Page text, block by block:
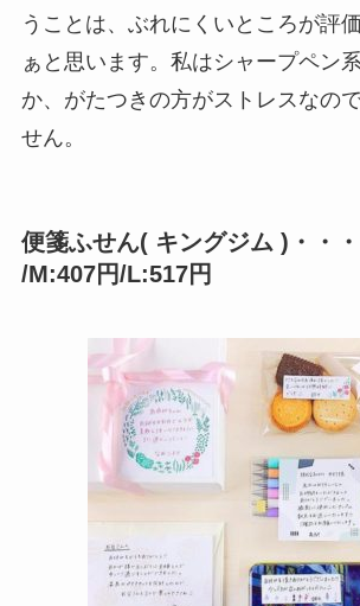
うことは、ぶれにくいところが評
ぁと思います。私はシャープペン
か、がたつきの方がストレスなの
せん。
便箋ふせん( キングジム )・・
/M:407円/L:517円